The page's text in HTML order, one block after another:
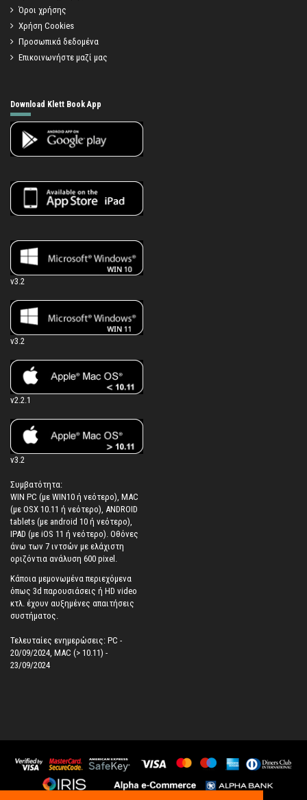
Όροι χρήσης
Χρήση Cookies
Προσωπικά δεδομένα
Επικοινωνήστε μαζί μας
Download Klett Book App
v3.2
v3.2
v2.2.1
v3.2
Συμβατότητα:
WIN PC (με WIN10 ή νεότερο), MAC
(με OSX 10.11 ή νεότερο), ANDROID
tablets (με android 10 ή νεότερο),
IPAD (με iOS 11 ή νεότερο). Oθόνες
άνω των 7 ιντσών με ελάχιστη
οριζόντια ανάλυση 600 pixel.
Κάποια μεμονωμένα περιεχόμενα
όπως 3d παρουσιάσεις ή HD video
κτλ. έχουν αυξημένες απαιτήσεις
συστήματος.
Τελευταίες ενημερώσεις: PC -
20/09/2024, MAC (> 10.11) -
23/09/2024